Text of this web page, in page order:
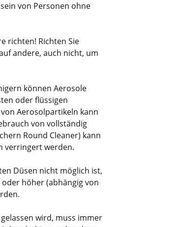
von Personen ohne
richten! Richten Sie
andere, auch nicht, um
können Aerosole
oder flüssigen
Aerosolpartikeln kann
von vollständig
Round Cleaner) kann
verringert werden.
Düsen nicht möglich ist,
oder höher (abhängig von
wird, muss immer